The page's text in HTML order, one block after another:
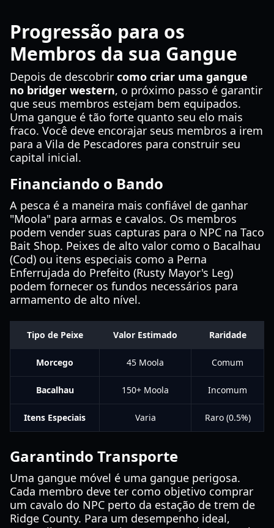
Progressão para os
Membros da sua Gangue
Depois de descobrir como criar uma gangue
no bridger western, o próximo passo é garantir
que seus membros estejam bem equipados.
Uma gangue é tão forte quanto seu elo mais
fraco. Você deve encorajar seus membros a irem
para a Vila de Pescadores para construir seu
capital inicial.
Financiando o Bando
A pesca é a maneira mais confiável de ganhar
"Moola" para armas e cavalos. Os membros
podem vender suas capturas para o NPC na Taco
Bait Shop. Peixes de alto valor como o Bacalhau
(Cod) ou itens especiais como a Perna
Enferrujada do Prefeito (Rusty Mayor's Leg)
podem fornecer os fundos necessários para
armamento de alto nível.
Tipo de Peixe Valor Estimado Raridade
Morcego 45 Moola Comum
Bacalhau 150+ Moola Incomum
Itens Especiais Varia Raro (0.5%)
Garantindo Transporte
Uma gangue móvel é uma gangue perigosa.
Cada membro deve ter como objetivo comprar
um cavalo do NPC perto da estação de trem de
Ridge County. Para um desempenho ideal,